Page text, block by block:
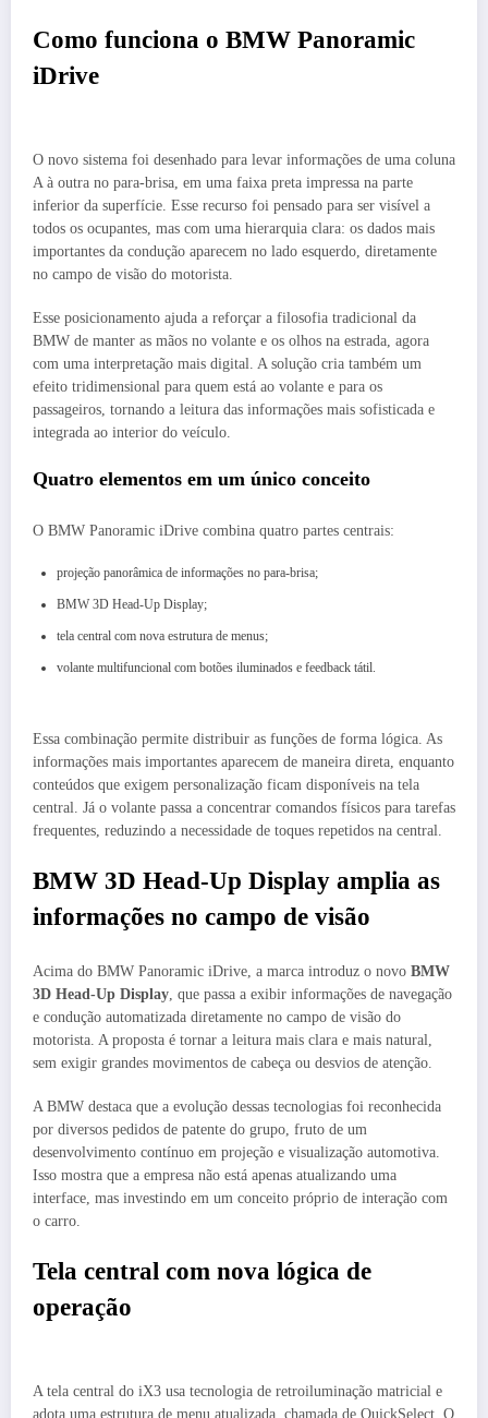
Como funciona o BMW Panoramic
iDrive
O novo sistema foi desenhado para levar informações de uma coluna
A à outra no para-brisa, em uma faixa preta impressa na parte
inferior da superfície. Esse recurso foi pensado para ser visível a
todos os ocupantes, mas com uma hierarquia clara: os dados mais
importantes da condução aparecem no lado esquerdo, diretamente
no campo de visão do motorista.
Esse posicionamento ajuda a reforçar a filosofia tradicional da
BMW de manter as mãos no volante e os olhos na estrada, agora
com uma interpretação mais digital. A solução cria também um
efeito tridimensional para quem está ao volante e para os
passageiros, tornando a leitura das informações mais sofisticada e
integrada ao interior do veículo.
Quatro elementos em um único conceito
O BMW Panoramic iDrive combina quatro partes centrais:
projeção panorâmica de informações no para-brisa;
BMW 3D Head-Up Display;
tela central com nova estrutura de menus;
volante multifuncional com botões iluminados e feedback tátil.
Essa combinação permite distribuir as funções de forma lógica. As
informações mais importantes aparecem de maneira direta, enquanto
conteúdos que exigem personalização ficam disponíveis na tela
central. Já o volante passa a concentrar comandos físicos para tarefas
frequentes, reduzindo a necessidade de toques repetidos na central.
BMW 3D Head-Up Display amplia as
informações no campo de visão
Acima do BMW Panoramic iDrive, a marca introduz o novo BMW
3D Head-Up Display , que passa a exibir informações de navegação
e condução automatizada diretamente no campo de visão do
motorista. A proposta é tornar a leitura mais clara e mais natural,
sem exigir grandes movimentos de cabeça ou desvios de atenção.
A BMW destaca que a evolução dessas tecnologias foi reconhecida
por diversos pedidos de patente do grupo, fruto de um
desenvolvimento contínuo em projeção e visualização automotiva.
Isso mostra que a empresa não está apenas atualizando uma
interface, mas investindo em um conceito próprio de interação com
o carro.
Tela central com nova lógica de
operação
A tela central do iX3 usa tecnologia de retroiluminação matricial e
adota uma estrutura de menu atualizada, chamada de QuickSelect. O